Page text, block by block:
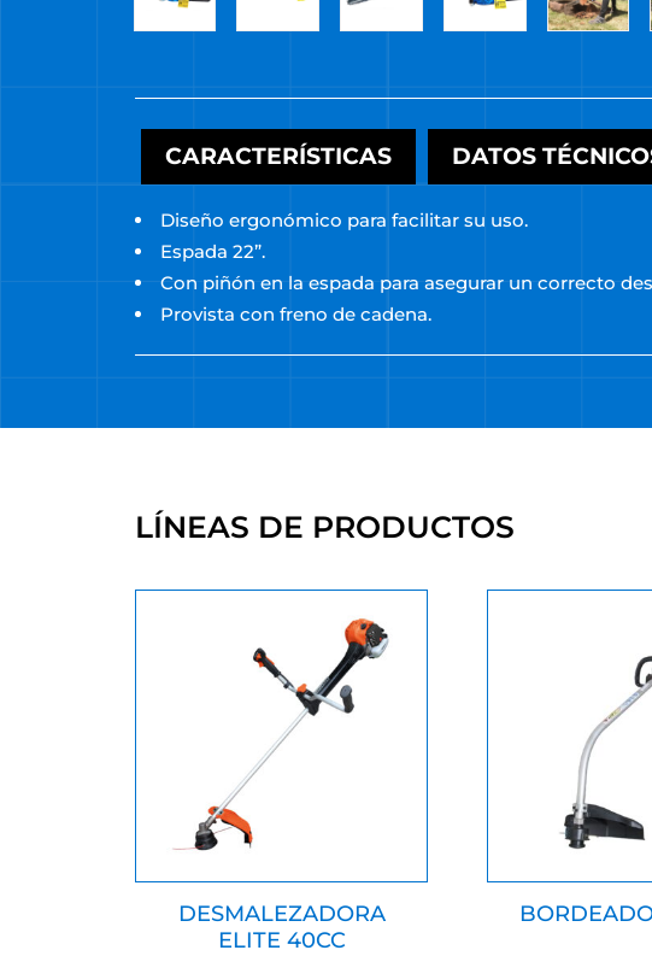
CARACTERÍSTICAS DATOS
Diseño ergonómico para facilitar su uso.
Espada 22”.
Con piñón en la espada para asegurar un correcto
Provista con freno de cadena.
LÍNEAS DE PRODUCTOS
DESMALEZADORA
ELITE 40CC